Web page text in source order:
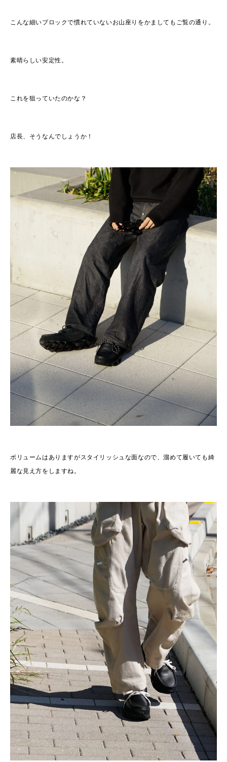
こんな細いブロックで慣れていないお山座りをかましてもご覧の通り。
素晴らしい安定性。
これを狙っていたのかな？
店長、そうなんでしょうか！
ボリュームはありますがスタイリッシュな面なので、溜めて履いても綺
麗な見え方をしますね。